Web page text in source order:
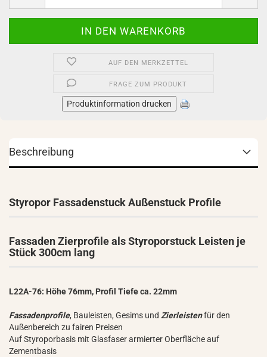
AUF DEN MERKZETTEL
FRAGE ZUM PRODUKT
Produktinformation drucken
Beschreibung
Styropor Fassadenstuck Außenstuck Profile
Fassaden Zierprofile als Styroporstuck Leisten je
Stück 300cm lang
L22A-76: Höhe 76mm, Profil Tiefe ca. 22mm
Fassadenprofile, Bauleisten, Gesims und Zierleistenfür den
Außenbereich zu fairen Preisen
Auf Styroporbasis mit Glasfaser armierter Oberfläche auf
Zementbasis